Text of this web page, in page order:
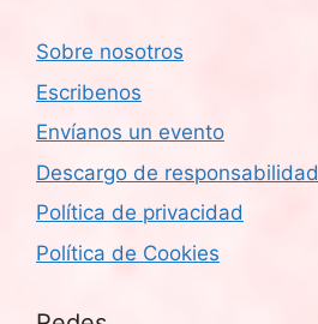
Sobre nosotros
Escribenos
Envíanos un evento
Descargo de responsabilidad
Política de privacidad
Política de Cookies